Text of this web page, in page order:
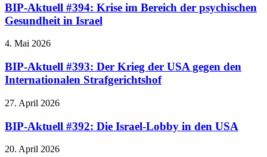
BIP-Aktuell #394: Krise im Bereich der psychischen
Gesundheit in Israel
4. Mai 2026
BIP-Aktuell #393: Der Krieg der USA gegen den
Internationalen Strafgerichtshof
27. April 2026
BIP-Aktuell #392: Die Israel-Lobby in den USA
20. April 2026